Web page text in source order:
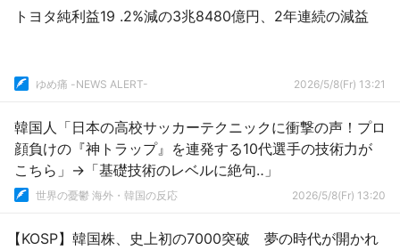
トヨタ純利益19 .2%減の3兆8480億円、2年連続の減益
ゆめ痛 -NEWS ALERT- 2026/5/8(Fr) 13:21
韓国人「日本の高校サッカーテクニックに衝撃の声！プロ
顔負けの『神トラップ』を連発する10代選手の技術力が
こちら」→「基礎技術のレベルに絶句‥」
世界の憂鬱 海外・韓国の反応 2026/5/8(Fr) 13:20
【KOSP】韓国株、史上初の7000突破 夢の時代が開かれ